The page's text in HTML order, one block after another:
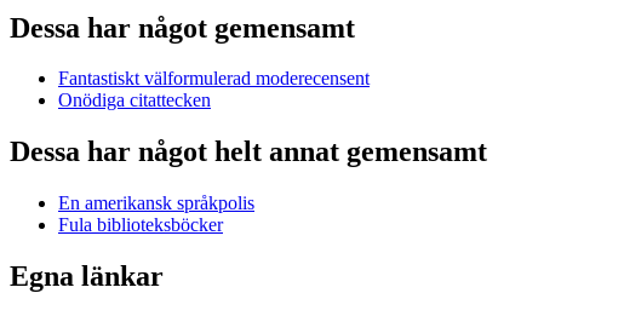
Dessa har något gemensamt
Fantastiskt välformulerad moderecensent
Onödiga citattecken
Dessa har något helt annat gemensamt
En amerikansk språkpolis
Fula biblioteksböcker
Egna länkar